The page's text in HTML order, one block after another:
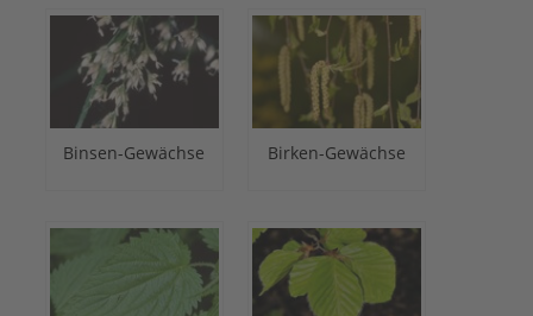
Binsen-Gewächse Birken-Gewächse